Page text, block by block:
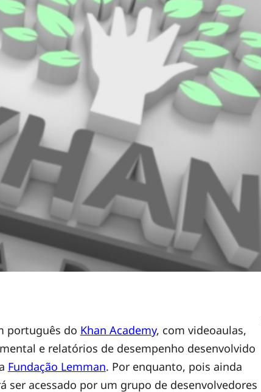
português do Khan Academy, com videoaulas,
e relatórios de desempenho desenvolvido
Fundação Lemman. Por enquanto, pois ainda
ser acessado por um grupo de desenvolvedores